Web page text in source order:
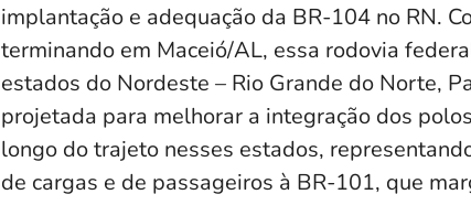
implantação e adequação da BR-104 no RN.
terminando em Maceió/AL, essa rodovia
estados do Nordeste – Rio Grande do Norte,
projetada para melhorar a integração dos
longo do trajeto nesses estados,
de cargas e de passageiros à BR-101, que